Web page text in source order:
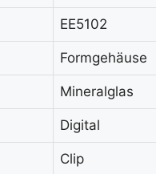
EE5102
Formgehäuse
Mineralglas
Digital
Clip